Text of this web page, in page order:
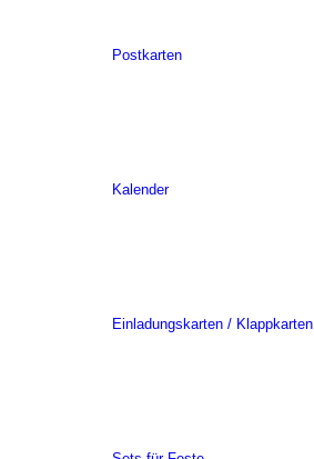
Postkarten
Kalender
Einladungskarten / Klappkarten